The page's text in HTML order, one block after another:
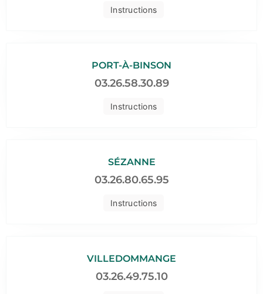
Instructions
Instructions
PORT-À-BINSON
03.26.58.30.89
Instructions
SÉZANNE
03.26.80.65.95
VILLEDOMMANGE
03.26.49.75.10